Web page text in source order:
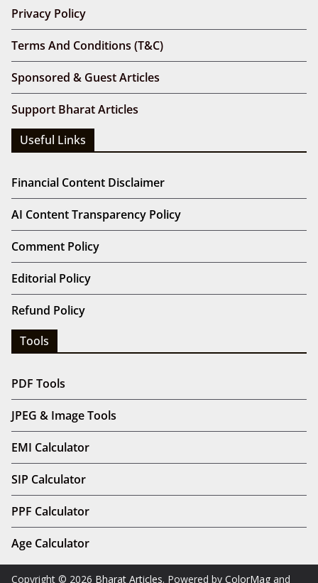
Privacy Policy
Terms And Conditions (T&C)
Sponsored & Guest Articles
Support Bharat Articles
Useful Links
Financial Content Disclaimer
AI Content Transparency Policy
Comment Policy
Editorial Policy
Refund Policy
Tools
PDF Tools
JPEG & Image Tools
EMI Calculator
SIP Calculator
PPF Calculator
Age Calculator
Copyright © 2026 Bharat Articles. Powered by ColorMag and